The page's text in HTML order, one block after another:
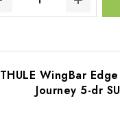
THULE WingBar
Journey 5-dr